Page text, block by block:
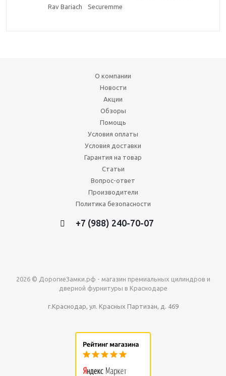
Rav Bariach
Securemme
О компании
Новости
Акции
Обзоры
Помощь
Условия оплаты
Условия доставки
Гарантия на товар
Статьи
Вопрос-ответ
Производители
Политика безопасности
+7 (988) 240-70-07
2026 © ДорогиеЗамки.рф - магазин премиальных цилиндров и
дверной фурнитуры в Краснодаре
г.Краснодар, ул. Красных Партизан, д. 469